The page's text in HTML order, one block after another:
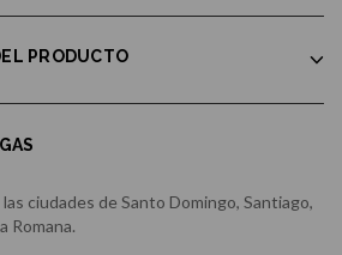
PRODUCTO
ciudades de Santo Domingo, Santiago,
Romana.